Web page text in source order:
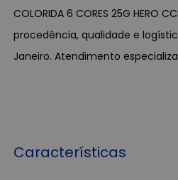
COLORIDA 6 CORES 25G HERO
procedência, qualidade e
Janeiro. Atendimento
Características